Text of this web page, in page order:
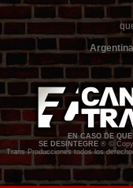
Argentina
EN CASO DE
SE DESINTEGRE ® ©
Trans Producciones todos los